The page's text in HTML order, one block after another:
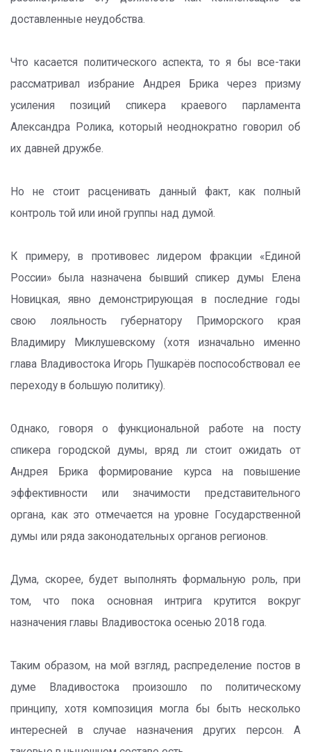
доставленные неудобства.
Что касается политического аспекта, то я бы все-таки
рассматривал избрание Андрея Брика через призму
усиления позиций спикера краевого парламента
Александра Ролика, который неоднократно говорил об
их давней дружбе.
Но не стоит расценивать данный факт, как полный
контроль той или иной группы над думой.
К примеру, в противовес лидером фракции «Единой
России» была назначена бывший спикер думы Елена
Новицкая, явно демонстрирующая в последние годы
свою лояльность губернатору Приморского края
Владимиру Миклушевскому (хотя изначально именно
глава Владивостока Игорь Пушкарёв поспособствовал ее
переходу в большую политику).
Однако, говоря о функциональной работе на посту
спикера городской думы, вряд ли стоит ожидать от
Андрея Брика формирование курса на повышение
эффективности или значимости представительного
органа, как это отмечается на уровне Государственной
думы или ряда законодательных органов регионов.
Дума, скорее, будет выполнять формальную роль, при
том, что пока основная интрига крутится вокруг
назначения главы Владивостока осенью 2018 года.
Таким образом, на мой взгляд, распределение постов в
думе Владивостока произошло по политическому
принципу, хотя композиция могла бы быть несколько
интересней в случае назначения других персон. А